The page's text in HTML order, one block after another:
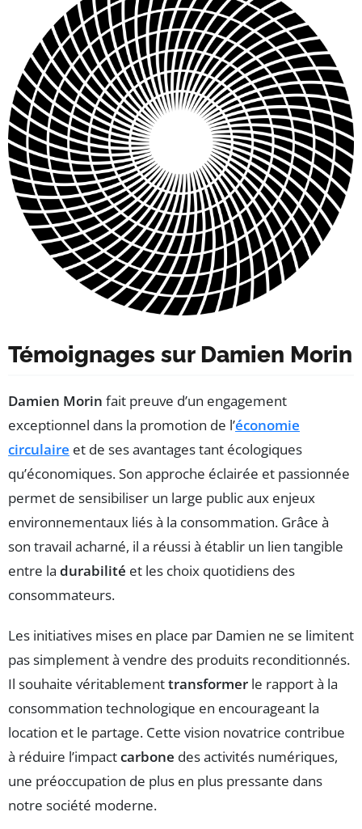
Témoignages sur Damien Morin
Damien Morin fait preuve d’un engagement
exceptionnel dans la promotion de l’économie
circulaire et de ses avantages tant écologiques
qu’économiques. Son approche éclairée et passionnée
permet de sensibiliser un large public aux enjeux
environnementaux liés à la consommation. Grâce à
son travail acharné, il a réussi à établir un lien tangible
entre la durabilité et les choix quotidiens des
consommateurs.
Les initiatives mises en place par Damien ne se limitent
pas simplement à vendre des produits reconditionnés.
Il souhaite véritablementtransformer le rapport à la
consommation technologique en encourageant la
location et le partage. Cette vision novatrice contribue
à réduire l’impactcarbone des activités numériques,
une préoccupation de plus en plus pressante dans
notre société moderne.